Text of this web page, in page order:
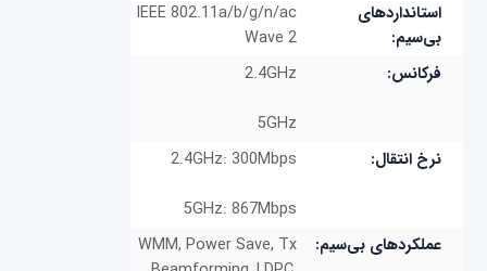
استانداردهای
بی‌سیم:
IEEE 802.11a/b/g/n/ac
Wave 2
فرکانس:
2.4GHz
5GHz
نرخ انتقال:
2.4GHz: 300Mbps
5GHz: 867Mbps
عملکردهای بی‌سیم:
WMM, Power Save, Tx